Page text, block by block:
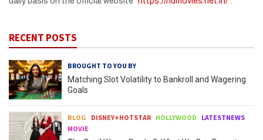
RECENT POSTS
BROUGHT TO YOU BY
Matching Slot Volatility to Bankroll and Wagering
Goals
BLOG DISNEY+HOTSTAR HOLLYWOOD
LATESTNEWS
MOVIE